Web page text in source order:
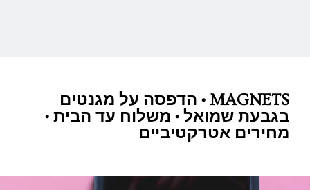
MAGNETS • הדפסה על מגנטים
בגבעת שמואל • משלוח עד הבית •
מחירים אטרקטיביים